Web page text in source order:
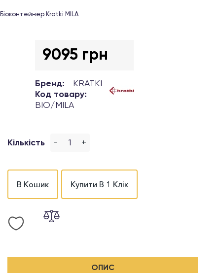
Біоконтейнер Kratki MILA
9095 грн
Бренд:
KRATKI
Код товару:
BIO/MILA
Кількість - +
В Кошик Купити В 1 Клік
ОПИС